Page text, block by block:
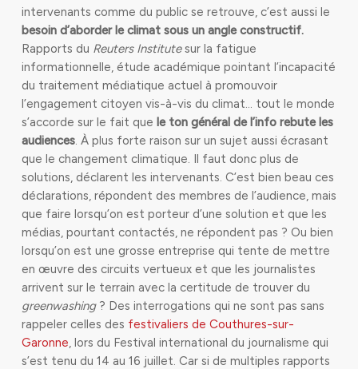
intervenants comme du public se retrouve, c’est aussi le
besoin d’aborder le climat sous un angle constructif.
Rapports du Reuters Institutesur la fatigue
informationnelle, étude académique pointant l’incapacité
du traitement médiatique actuel à promouvoir
l’engagement citoyen vis-à-vis du climat… tout le monde
s’accorde sur le fait que le ton général de l’info rebute les
audiences. À plus forte raison sur un sujet aussi écrasant
que le changement climatique. Il faut donc plus de
solutions, déclarent les intervenants. C’est bien beau ces
déclarations, répondent des membres de l’audience, mais
que faire lorsqu’on est porteur d’une solution et que les
médias, pourtant contactés, ne répondent pas ? Ou bien
lorsqu’on est une grosse entreprise qui tente de mettre
en œuvre des circuits vertueux et que les journalistes
arrivent sur le terrain avec la certitude de trouver du
greenwashing? Des interrogations qui ne sont pas sans
rappeler celles des festivaliers de Couthures-sur-
Garonne, lors du Festival international du journalisme qui
s’est tenu du 14 au 16 juillet. Car si de multiples rapports